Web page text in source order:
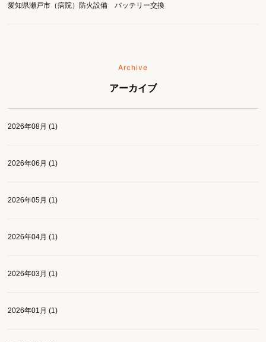
愛知県瀬戸市（病院）防火設備 バッテリー交換
Archive
アーカイブ
2026年08月 (1)
2026年06月 (1)
2026年05月 (1)
2026年04月 (1)
2026年03月 (1)
2026年01月 (1)